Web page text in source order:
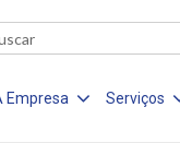
Empresa Serviços